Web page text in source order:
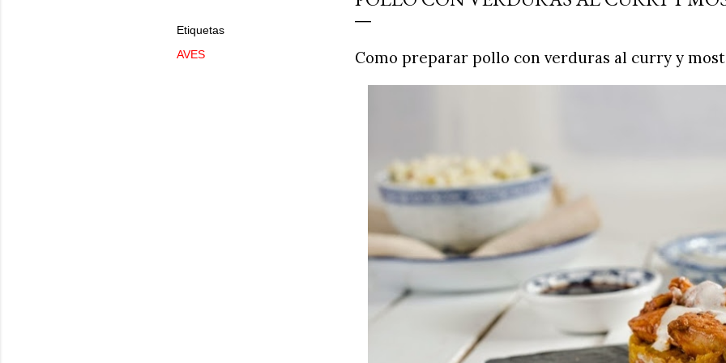
en un snack ligero,
100% natural. Es el
Etiquetas
AVES
Como preparar pollo con verduras al curry y